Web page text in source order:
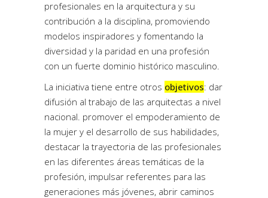
profesionales en la arquitectura y su
contribución a la disciplina, promoviendo
modelos inspiradores y fomentando la
diversidad y la paridad en una profesión
con un fuerte dominio histórico masculino.
La iniciativa tiene entre otros objetivos: dar
difusión al trabajo de las arquitectas a nivel
nacional. promover el empoderamiento de
la mujer y el desarrollo de sus habilidades,
destacar la trayectoria de las profesionales
en las diferentes áreas temáticas de la
profesión, impulsar referentes para las
generaciones más jóvenes, abrir caminos